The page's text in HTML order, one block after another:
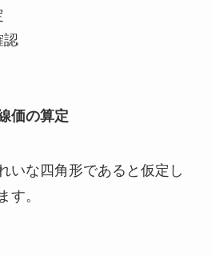
認
価の算定
いな四角形であると仮定し
す。